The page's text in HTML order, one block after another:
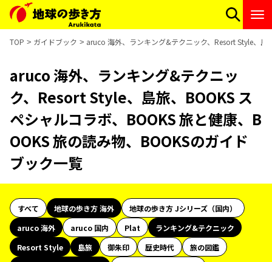
TOP ガイドブック aruco 海外、ランキング&テクニック、Resort Style、島
aruco 海外、ランキング&テクニッ
ク、Resort Style、島旅、BOOKS ス
ペシャルコラボ、BOOKS 旅と健康、B
OOKS 旅の読み物、BOOKSのガイド
ブック一覧
すべて 地球の歩き方 海外
地球の歩き方 Jシリーズ（国内）
aruco 海外
aruco 国内 Plat
ランキング&テクニック
Resort Style
島旅 御朱印 歴史時代
旅の図鑑